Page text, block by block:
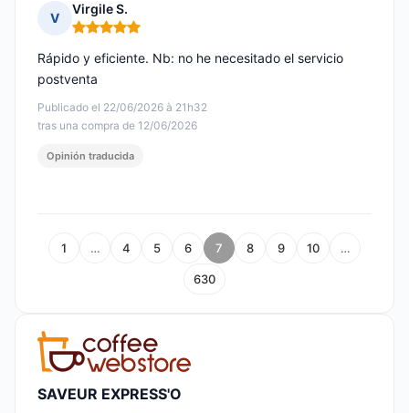
V
Virgile S.
Nota: 5 de 5
Publicado el 22/06/2026 à 21h32
tras una compra de 12/06/2026
Rápido y eficiente. Nb: no he necesitado el servicio
postventa
Opinión traducida
1 … 4 5 6 7 8 9 10 …
630
SAVEUR EXPRESS'O